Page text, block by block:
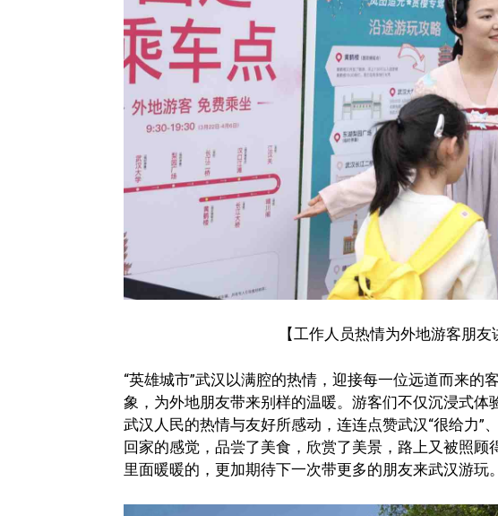
【工作人员热情为外地游客朋友
“英雄城市”武汉以满腔的热情，迎接每一位远道而来的
象，为外地朋友带来别样的温暖。游客们不仅沉浸式体
武汉人民的热情与友好所感动，连连点赞武汉“很给力”
回家的感觉，品尝了美食，欣赏了美景，路上又被照
里面暖暖的，更加期待下一次带更多的朋友来武汉游玩。